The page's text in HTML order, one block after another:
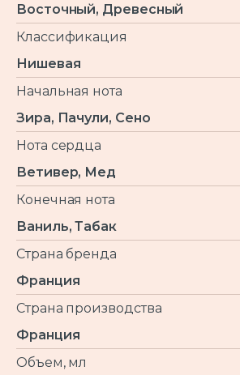
Восточный, Древесный
Классификация
Нишевая
Начальная нота
Зира, Пачули, Сено
Нота сердца
Ветивер, Мед
Конечная нота
Ваниль, Табак
Страна бренда
Франция
Страна производства
Франция
Объем, мл